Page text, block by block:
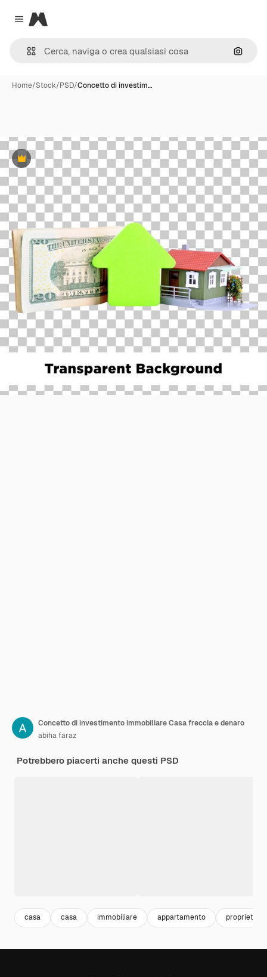
Close menu
Magnific
Cerca
Home/Stock/PSD/Concetto di investim…
Premium
Concetto di investimento immobiliare Casa freccia e denaro
abiha faraz
Potrebbero piacerti anche questi PSD
casa casa immobiliare appartamento proprietà